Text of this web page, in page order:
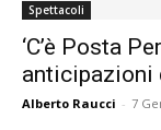
Spettacoli
‘C’è Posta
anticipazioni
Alberto Raucci - 7